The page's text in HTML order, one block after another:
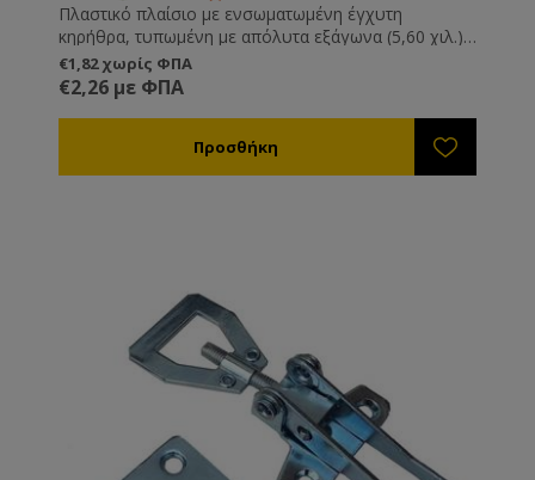
Πλαστικό πλαίσιο με ενσωματωμένη έγχυτη
κηρήθρα, τυπωμένη με απόλυτα εξάγωνα (5,60 χιλ.).
Δεν χρειάζονται πέρασμα πιρτσινιών, σύρματος και
κηρήθρας. Δεν τα πιάνει κηρόσκορος. Δεν
ξεκαρφώνουν, δεν χαλαρώνουν και δεν κρεμάνε.
μεγαλύτερες ταχύτητες χωρίς να καταστρέφεται το
πλαίσιο ή η κηρήθρα. Ιδιαίτερα χρήσιμο για σφιχτά
βοήθεια ενός ρολού το οποίο βουτάτε μέσα στο
λιωμένο κερί. TIP: Τα πλαίσια ANEL απολυμαίνονται
σε διάλυμα καυστικής ποτάσας 5% σε θερμοκρασία
€1,82 χωρίς ΦΠΑ
€2,26 με ΦΠΑ